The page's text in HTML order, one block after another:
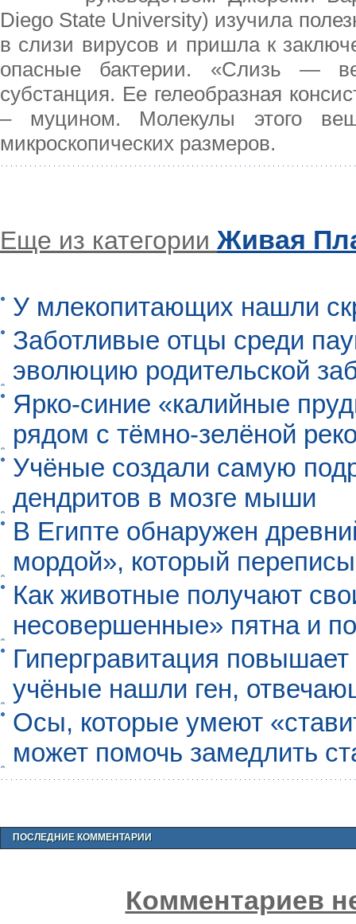
Diego State University) изучила
в слизи вирусов и пришла к
опасные бактерии. «Слизь —
субстанция. Ее гелеобразная
– муцином. Молекулы этого
микроскопических размеров.
Еще из категории Живая
У млекопитающих нашли
Заботливые отцы среди
эволюцию родительской
Ярко-синие «калийные
рядом с тёмно-зелёной
Учёные создали самую
дендритов в мозге мыши
В Египте обнаружен
мордой», который
Как животные получают
несовершенные» пятна и
Гипергравитация
учёные нашли ген,
Осы, которые умеют
может помочь замедлить
ПОСЛЕДНИЕ КОММЕНТАРИИ
Комментариев